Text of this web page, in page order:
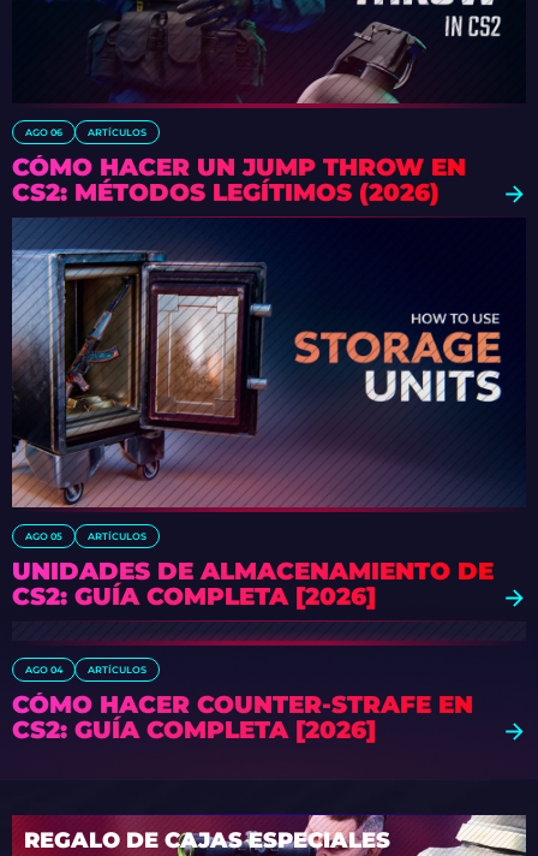
AGO 06 ARTÍCULOS
CÓMO HACER UN JUMP THROW EN
CS2: MÉTODOS LEGÍTIMOS (2026)
AGO 05 ARTÍCULOS
UNIDADES DE ALMACENAMIENTO DE
CS2: GUÍA COMPLETA [2026]
AGO 04 ARTÍCULOS
CÓMO HACER COUNTER-STRAFE EN
CS2: GUÍA COMPLETA [2026]
REGALO DE CAJAS ESPECIALES